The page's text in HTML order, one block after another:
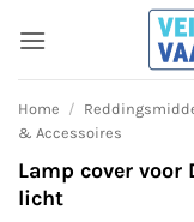
naar
inhoud
Home /
& Accessoires
Lamp cover
licht